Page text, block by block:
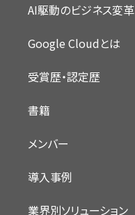
AI駆動のビジネス変革
Google Cloudとは
受賞歴・認定歴
書籍
メンバー
導入事例
業界別ソリューション